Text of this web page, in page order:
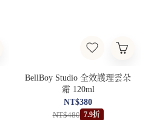
BellBoy Studio 全效護理雲朵
霜 120ml
NT$380
NT$480 7.9折